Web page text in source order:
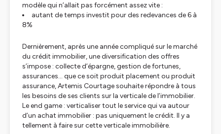
modèle qui n’allait pas forcément assez vite :
autant de temps investit pour des redevances de 6 à
8%
Dernièrement, après une année compliqué sur le marché
du crédit immobilier, une diversification des offres
s’impose : collecte d’épargne, gestion de fortunes,
assurances… que ce soit produit placement ou produit
assurance, Artemis Courtage souhaite répondre à tous
les besoins de ses clients sur la verticale de l’immobilier.
Le end game : verticaliser tout le service qui va autour
d’un achat immobilier : pas uniquement le crédit. Il y a
tellement à faire sur cette verticale immobilière.